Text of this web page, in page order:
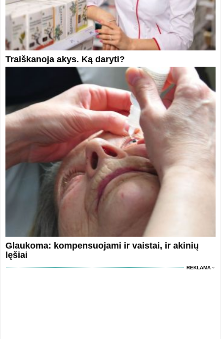
Traiškanoja akys. Ką daryti?
Glaukoma: kompensuojami ir vaistai, ir akinių
lęšiai
REKLAMA